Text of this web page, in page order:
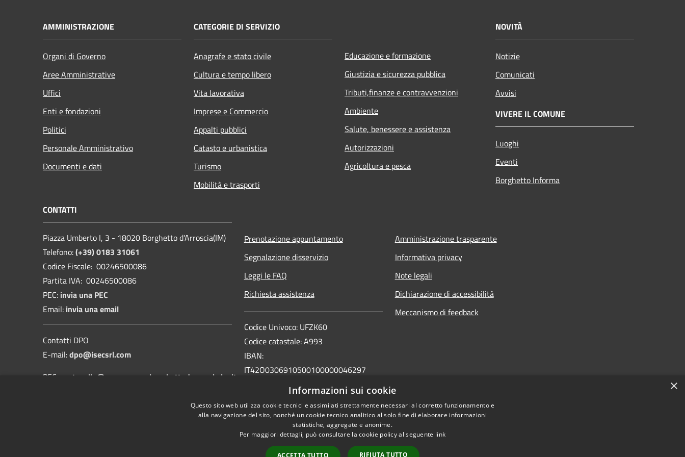
AMMINISTRAZIONE
Organi di Governo
Aree Amministrative
Uffici
Enti e fondazioni
Politici
Personale Amministrativo
Documenti e dati
CATEGORIE DI SERVIZIO
Anagrafe e stato civile
Cultura e tempo libero
Vita lavorativa
Imprese e Commercio
Appalti pubblici
Catasto e urbanistica
Turismo
Mobilità e trasporti
Educazione e formazione
Giustizia e sicurezza pubblica
Tributi,finanze e contravvenzioni
Ambiente
Salute, benessere e assistenza
Autorizzazioni
Agricoltura e pesca
NOVITÀ
Notizie
Comunicati
Avvisi
VIVERE IL COMUNE
Luoghi
Eventi
Borghetto Informa
CONTATTI
Piazza Umberto I, 3 - 18020 Borghetto d'Arroscia(IM)
Telefono:(+39) 0183 31061
Codice Fiscale: 00246500086
Partita IVA: 00246500086
PEC: invia una PEC
Email: invia una email
Contatti DPO
E-mail:dpo@isecsrl.com
PEC:
protocollo@pec.comune.borghettodarroscia.im.it
Prenotazione appuntamento
Segnalazione disservizio
Leggi le FAQ
Richiesta assistenza
Codice Univoco: UFZK60
Codice catastale: A993
IBAN:
IT42O0306910500100000046297
INTESA SAN PAOLO SPA
Amministrazione trasparente
Informativa privacy
Note legali
Dichiarazione di accessibilità
Meccanismo di feedback
×
Informazioni sui cookie
Questo sito web utilizza cookie tecnici e assimilati strettamente necessari al corretto funzionamento e
alla navigazione del sito, nonché un cookie tecnico analitico al solo fine di elaborare informazioni
statistiche, aggregate e anonime.
Per maggiori dettagli, può consultare la cookie policy al seguente link
ACCETTA TUTTO RIFIUTA TUTTO